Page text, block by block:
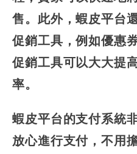
售。此外，蝦皮平台
促銷工具，例如優惠
促銷工具可以大大提
率。
蝦皮平台的支付系統
放心進行支付，不用